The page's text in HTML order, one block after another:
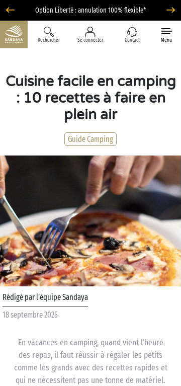
Option Liberté : annulation 100% flexible*
Rechercher Se connecter Contact Menu
Cuisine facile en camping
: 10 recettes à faire en
plein air
Guide Camping
Rédigé par l’équipe Sandaya
18 septembre 2025
En vacances en camping, quand vient l’heure
des repas, il faut réussir à régaler les petits
comme les grands avec des recettes rapides et
qui ne nécessitent pas une tonne de matériel.